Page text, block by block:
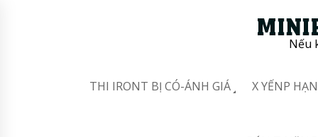
Nếu
THI IRONT BỊ CÓ-ÁNH GIÁ X YẾNP